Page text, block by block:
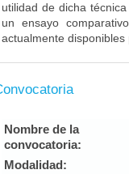
utilidad de dicha
un ensayo
actualmente
Nombre de la
convocatoria:
Modalidad: